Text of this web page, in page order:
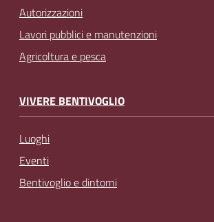
Autorizzazioni
Lavori pubblici e manutenzioni
Agricoltura e pesca
VIVERE BENTIVOGLIO
Luoghi
Eventi
Bentivoglio e dintorni